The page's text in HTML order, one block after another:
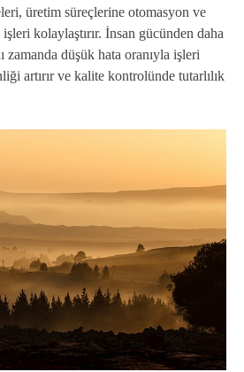
üretim süreçlerine otomasyon ve
kolaylaştırır. İnsan gücünden daha
zamanda düşük hata oranıyla işleri
artırır ve kalite kontrolünde tutarlılık